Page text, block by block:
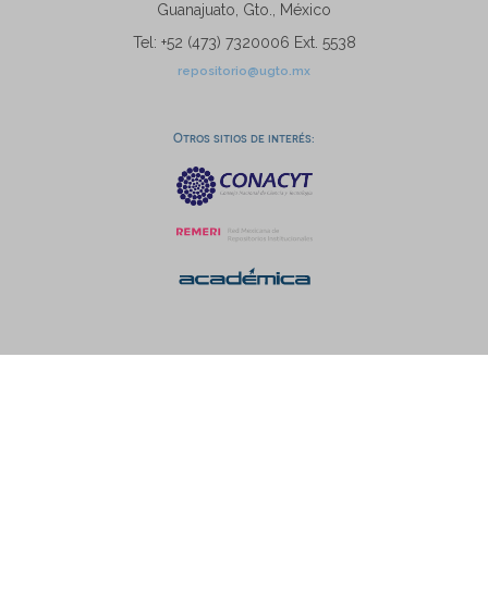
Guanajuato, Gto., México
Tel: +52 (473) 7320006 Ext. 5538
repositorio@ugto.mx
Otros sitios de interés: